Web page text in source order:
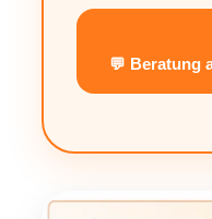
💬 Beratung